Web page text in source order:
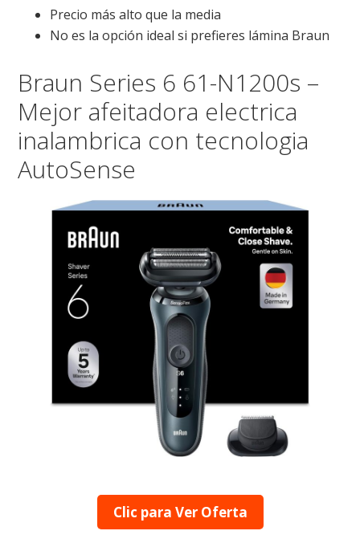
Precio más alto que la media
No es la opción ideal si prefieres lámina Braun
Braun Series 6 61-N1200s –
Mejor afeitadora electrica
inalambrica con tecnologia
AutoSense
Clic para Ver Oferta